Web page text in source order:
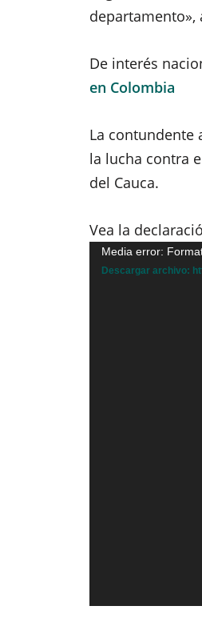
De interés
en Colombia
La contundente
la lucha contra
del Cauca.
Vea la
Reproductor
de
Media error:
Descargar archivo: